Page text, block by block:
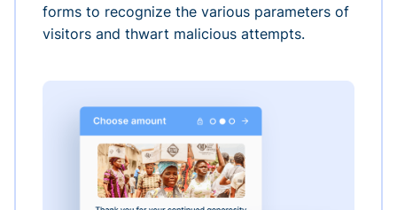
forms to recognize the various parameters of
visitors and thwart malicious attempts.